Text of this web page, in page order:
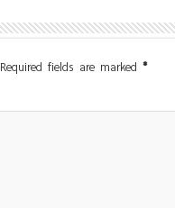
Required fields are marked *